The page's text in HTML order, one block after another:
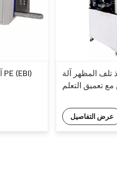
تلف المظهر آلة
مع تعميق التعلم
عرض التفاصيل